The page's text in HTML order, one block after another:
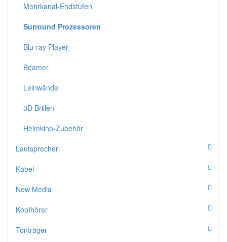
Mehrkanal-Endstufen
Surround Prozessoren
Blu-ray Player
Beamer
Leinwände
3D Brillen
Heimkino-Zubehör
Lautsprecher
Kabel
New Media
Kopfhörer
Tonträger